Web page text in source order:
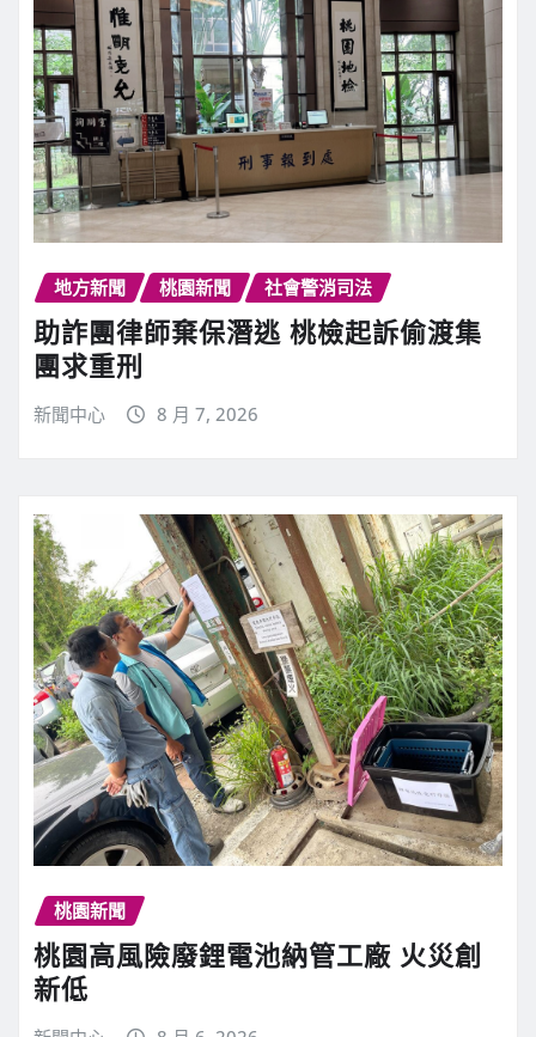
地方新聞 桃園新聞 社會警消司法
助詐團律師棄保潛逃 桃檢起訴偷渡集
團求重刑
新聞中心 8 月 7, 2026
桃園新聞
桃園高風險廢鋰電池納管工廠 火災創
新低